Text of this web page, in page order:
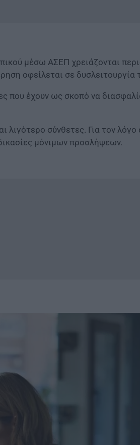
μέσω ΑΣΕΠ χρειάζονται
οφείλεται σε
που έχουν ως σκοπό να
λιγότερο σύνθετες. Για τον
μόνιμων προσλήψεων.